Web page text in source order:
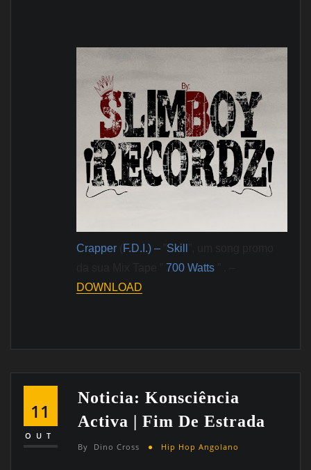
Crapper F.D.I.) – Skill
da sua Mix Tape ”700 Watts
DOWNLOAD
11
OUT
Noticia: Konsciência
Activa | Fim De Estrada
By Dino Cross Hip Hop Angolano